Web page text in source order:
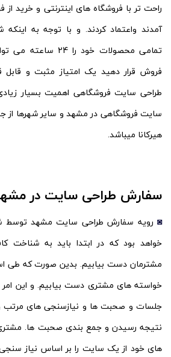
راحت تر با فروشگاه های اینترنتی و خرید از
آمدند واعتماد کردند. و با توجه به اینکه
تمامی محصولات خود
فروش قرار دهید یک امتیاز مثبت و
طراحی سایت فروشگاهی اهمیت بسیار
سایت فروشگاهی در مشهد و سایر شهرها از
هیرکانا میباشد.
سفارش طراحی سایت در
◙ رویه سفارش طراحی سایت مشهد توسط
خواهد بود که در ابتدا باید به شناخت
مشترمان دست بیابیم. بدین صورت که طی
خواسته های مشتری دست بیابیم. و این
جلسات و صحبت ها و نیازسنجی های مرتب
نتیجه رسیدن و جمع بندی صحبت ها. مشتری
های خود از یک سایت را بر اساس نیاز